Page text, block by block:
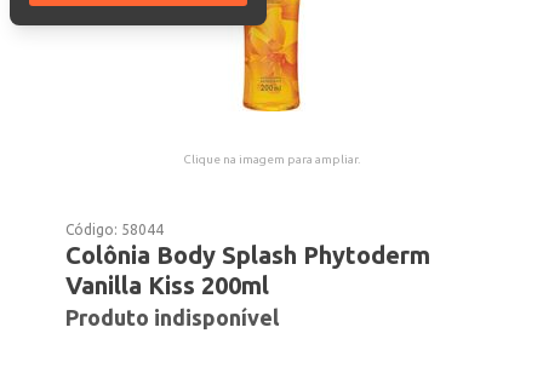
Clique na imagem para ampliar.
Código: 58044
Colônia Body Splash Phytoderm
Vanilla Kiss 200ml
Produto indisponível